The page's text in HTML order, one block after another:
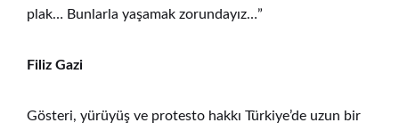
plak… Bunlarla yaşamak zorundayız…”
Filiz Gazi
Gösteri, yürüyüş ve protesto hakkı Türkiye’de uzun bir